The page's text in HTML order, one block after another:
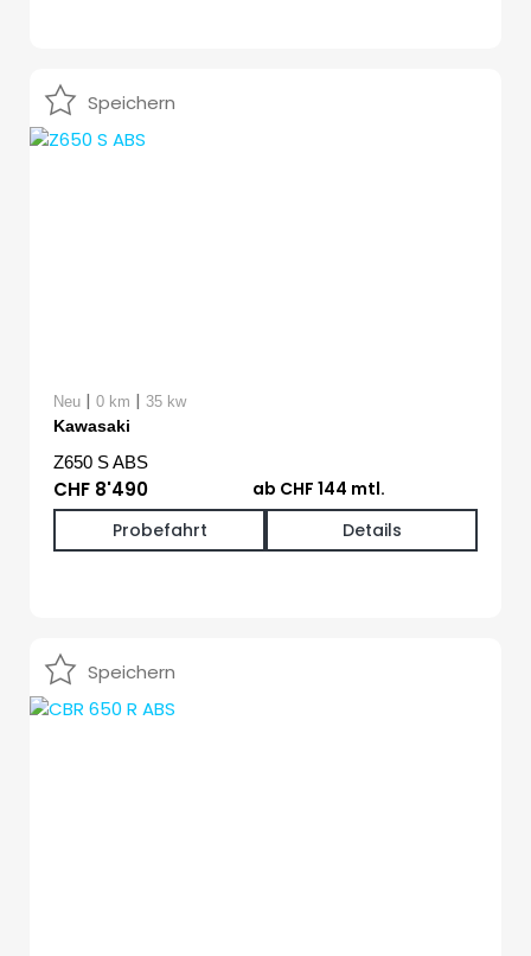
Speichern
Neu | 0 km | 35 kw
Kawasaki
Z650 S ABS
CHF 8'490
ab CHF 144 mtl.
Probefahrt
Details
Speichern